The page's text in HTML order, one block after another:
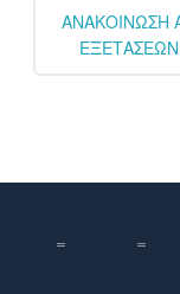
ΑΝΑΚΟΙΝΩΣΗ